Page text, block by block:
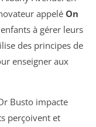
appelé On
à gérer leurs
des principes de
enseigner aux
Busto impacte
perçoivent et